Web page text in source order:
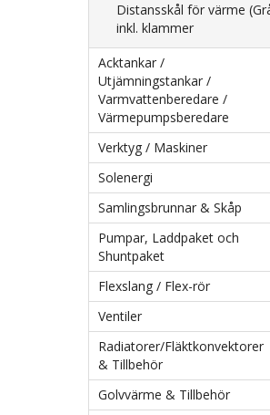
Distansskål för värme
inkl. klammer
Acktankar /
Utjämningstankar /
Varmvattenberedare /
Värmepumpsberedare
Verktyg / Maskiner
Solenergi
Samlingsbrunnar & Skåp
Pumpar, Laddpaket och
Shuntpaket
Flexslang / Flex-rör
Ventiler
Radiatorer/Fläktkonvektorer
& Tillbehör
Golvvärme & Tillbehör